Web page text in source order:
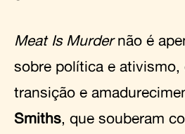
Meat Is Murdernão é
sobre política e ativismo,
transição e
Smiths , que souberam